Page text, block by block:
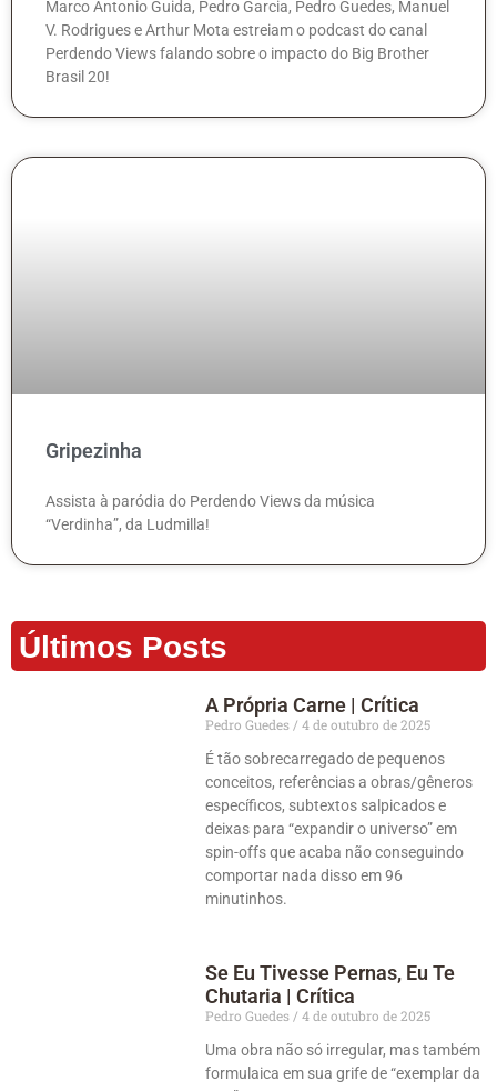
Marco Antonio Guida, Pedro Garcia, Pedro Guedes, Manuel
V. Rodrigues e Arthur Mota estreiam o podcast do canal
Perdendo Views falando sobre o impacto do Big Brother
Brasil 20!
Gripezinha
Assista à paródia do Perdendo Views da música
“Verdinha”, da Ludmilla!
Últimos Posts
A Própria Carne | Crítica
Pedro Guedes
4 de outubro de 2025
É tão sobrecarregado de pequenos
conceitos, referências a obras/gêneros
específicos, subtextos salpicados e
deixas para “expandir o universo” em
spin-offs que acaba não conseguindo
comportar nada disso em 96
minutinhos.
Se Eu Tivesse Pernas, Eu Te
Chutaria | Crítica
Pedro Guedes
4 de outubro de 2025
Uma obra não só irregular, mas também
formulaica em sua grife de “exemplar da